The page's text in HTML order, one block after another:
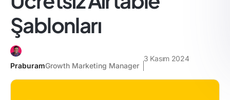
Şablonları
PraburamGrowth Marketing Manager
3 Kasım 2024